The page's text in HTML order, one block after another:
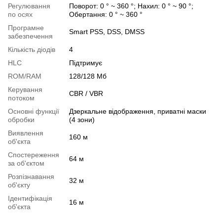
Регулювання
по осях
Поворот: 0 ° ~ 360 °; Нахил: 0 ° ~ 90 °;
Обертання: 0 ° ~ 360 °
Програмне
забезпечення
Smart PSS, DSS, DMSS
Кількість діодів
4
HLC
Підтримує
ROM/RAM
128/128 Мб
Керування
потоком
CBR / VBR
Основні функції
обробки
Дзеркальне відображення, приватні маски
(4 зони)
Виявлення
об'єкта
160 м
Спостереження
за об'єктом
64 м
Розпізнавання
об'єкту
32 м
Ідентифікація
об'єкта
16 м